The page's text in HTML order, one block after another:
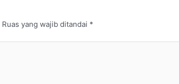
Ruas yang wajib ditandai *